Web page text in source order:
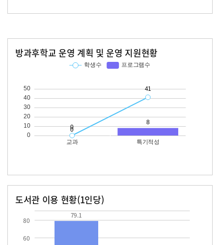
방과후학교 운영 계획 및 운영 지원현황
도서관 이용 현황(1인당)
60
80
79.1